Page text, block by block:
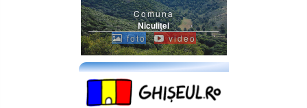
Comuna
Niculiţel
foto video